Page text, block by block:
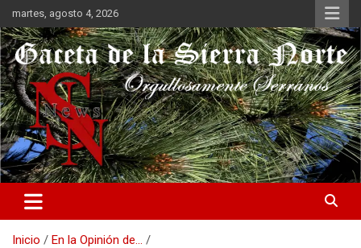
al
contenido
martes, agosto 4, 2026
Gaceta de la Sierra Norte
Orgullosamente Serranos
Inicio
En la Opinión de...